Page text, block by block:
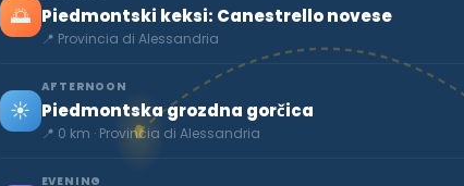
🌅 Piedmontski keksi: Canestrello novese
📍 Provincia di Alessandria
☀️
AFTERNOON
Piedmontska grozdna gorčica
📍 0 km · Provincia di Alessandria
EVENING